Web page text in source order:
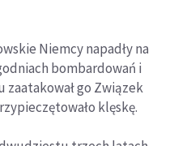
Niemcy napadły na
bombardowań i
zaatakował go Związek
klęskę.